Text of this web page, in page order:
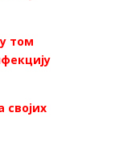
том
својих